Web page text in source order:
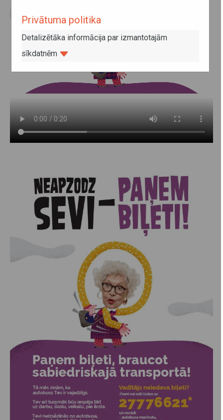
Privātuma politika
Detalizētāka informācija par izmantotajām
sīkdatnēm